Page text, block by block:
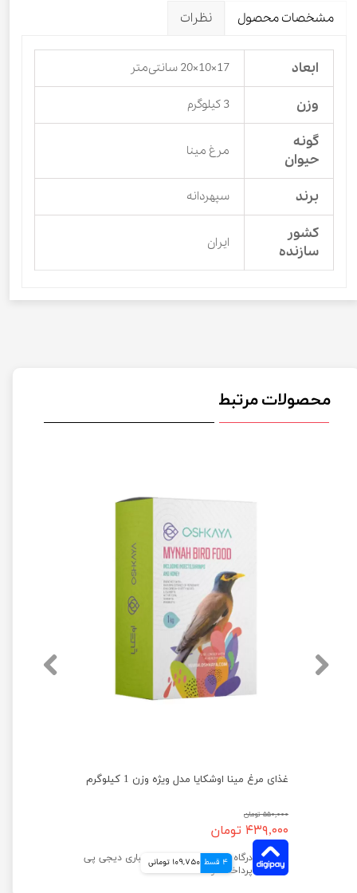
مشخصات محصول نظرات
ابعاد 17×10×20 سانتی‌متر
وزن 3 کیلوگرم
گونه
حیوان
مرغ مینا
برند سپهردانه
کشور
سازنده
ایران
محصولات مرتبط
غذای مرغ مینا اوشکایا مدل ویژه وزن 1 کیلوگرم
۵۵۰,۰۰۰ تومان
۴۳۹,۰۰۰ تومان
4 قسط 109,750 تومانی